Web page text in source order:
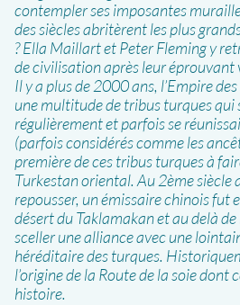
contempler ses imposantes
des siècles abritèrent les plus
? Ella Maillart et Peter Fleming y
de civilisation après leur éprouvant
Il y a plus de 2000 ans, l’Empire
une multitude de tribus turques qui
régulièrement et parfois se
(parfois considérés comme les
première de ces tribus turques à
Turkestan oriental. Au 2ème siècle
repousser, un émissaire chinois fut
désert du Taklamakan et au delà
sceller une alliance avec une
héréditaire des turques.
l’origine de la Route de la soie
histoire.